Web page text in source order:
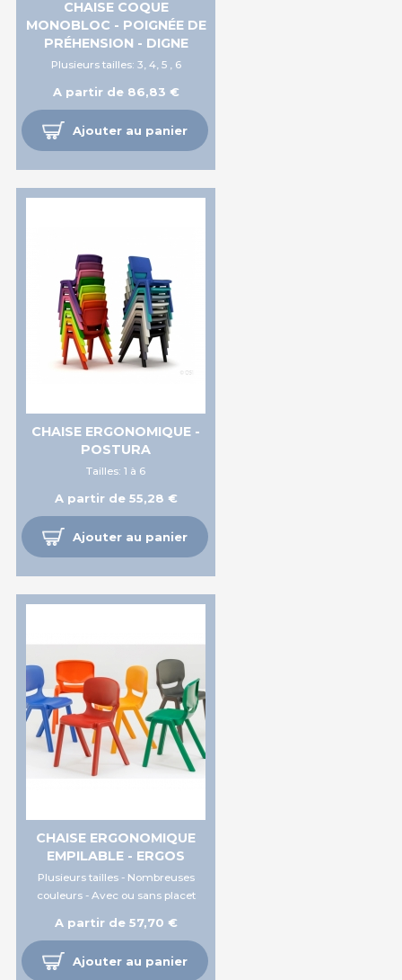
CHAISE COQUE
MONOBLOC - POIGNÉE DE
PRÉHENSION - DIGNE
Plusieurs tailles: 3, 4, 5 , 6
A partir de 86,83 €
Ajouter au panier
CHAISE ERGONOMIQUE -
POSTURA
Tailles: 1 à 6
A partir de 55,28 €
Ajouter au panier
CHAISE ERGONOMIQUE
EMPILABLE - ERGOS
Plusieurs tailles - Nombreuses
couleurs - Avec ou sans placet
A partir de 57,70 €
Ajouter au panier